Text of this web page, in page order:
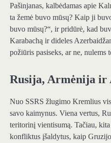
Pašinjanas, kalbėdamas apie
ta žemė buvo mūsų? Kaip ji
buvo mūsų?“, ir pridūrė, kad
Karabachą ir dideles
požiūris pasiseks, ar ne, nulems
Rusija, Armėnija ir
Nuo SSRS žlugimo Kremlius
savo kaimynus. Viena vertus,
teritorinį vientisumą. Tačiau,
konfliktus įšaldytus, kaip